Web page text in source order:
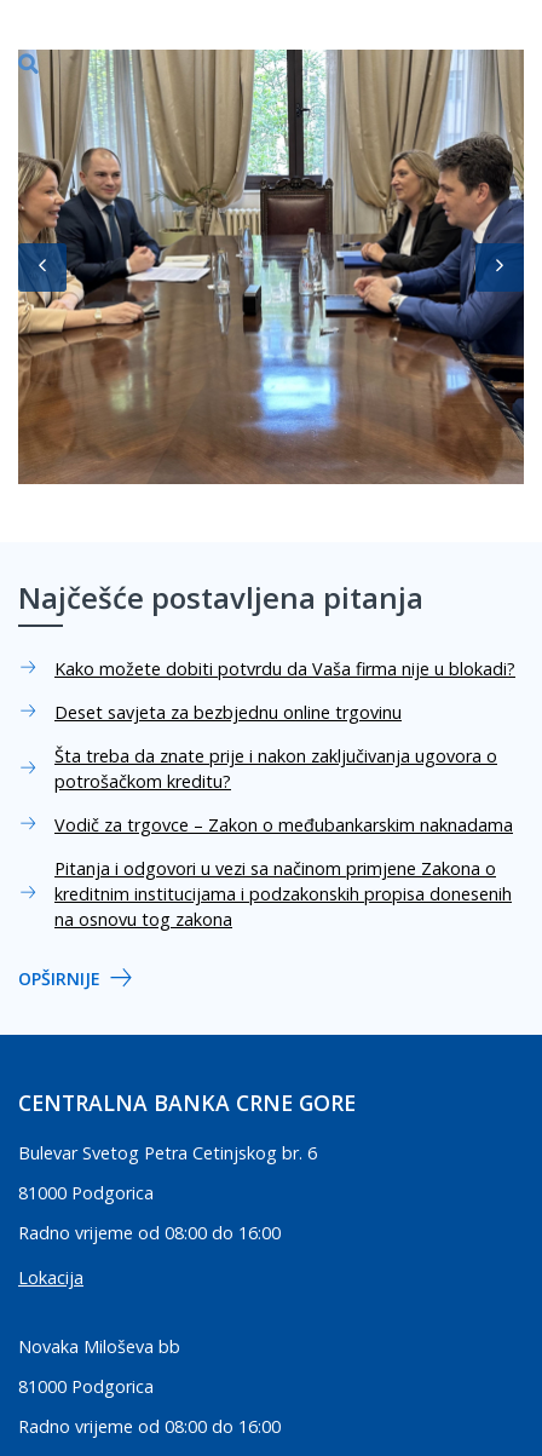
Najčešće postavljena pitanja
Kako možete dobiti potvrdu da Vaša firma nije u blokadi?
Deset savjeta za bezbjednu online trgovinu
Šta treba da znate prije i nakon zaključivanja ugovora o
potrošačkom kreditu?
Vodič za trgovce – Zakon o međubankarskim naknadama
Pitanja i odgovori u vezi sa načinom primjene Zakona o
kreditnim institucijama i podzakonskih propisa donesenih
na osnovu tog zakona
OPŠIRNIJE
CENTRALNA BANKA CRNE GORE
Bulevar Svetog Petra Cetinjskog br. 6
81000 Podgorica
Radno vrijeme od 08:00 do 16:00
Lokacija
Novaka Miloševa bb
81000 Podgorica
Radno vrijeme od 08:00 do 16:00